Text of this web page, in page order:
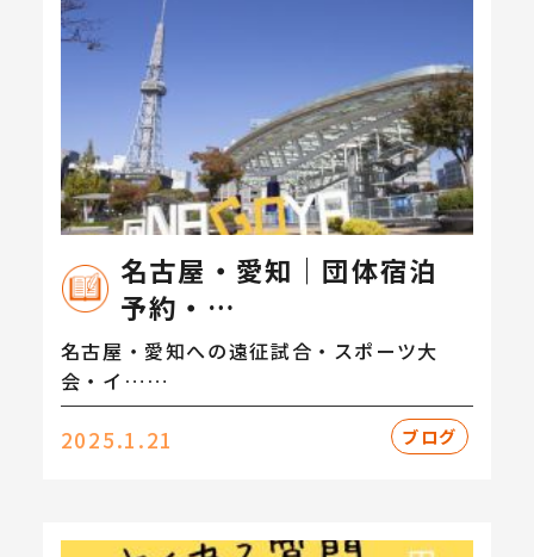
名古屋・愛知｜団体宿泊
予約・…
名古屋・愛知への遠征試合・スポーツ大
会・イ……
2025.1.21 ブログ